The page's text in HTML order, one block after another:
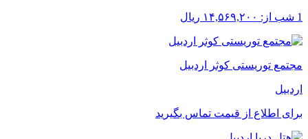
1 شب از: ۱۴,۵۶۹,۲۰۰ ریال
مجتمع توریستی کوثر اردبیل
اردبیل
برای اطلاع از قیمت تماس بگیرید